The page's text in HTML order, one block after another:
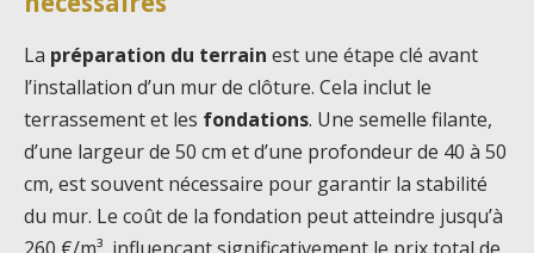
La préparation du terrain est une étape clé avant
l’installation d’un mur de clôture. Cela inclut le
terrassement et les fondations. Une semelle filante,
d’une largeur de 50 cm et d’une profondeur de 40 à 50
cm, est souvent nécessaire pour garantir la stabilité
du mur. Le coût de la fondation peut atteindre jusqu’à
260 €/m³, influençant significativement le prix total de